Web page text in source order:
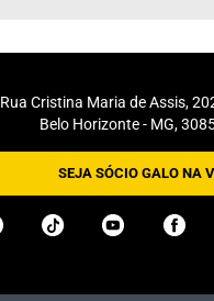
Rua Cristina Maria de Assis,
Belo Horizonte - MG,
SEJA SÓCIO GALO NA